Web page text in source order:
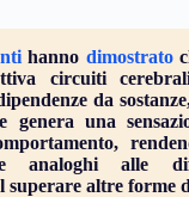
hanno dimostrato
circuiti
da
genera una
analoghi alle
superare altre forme